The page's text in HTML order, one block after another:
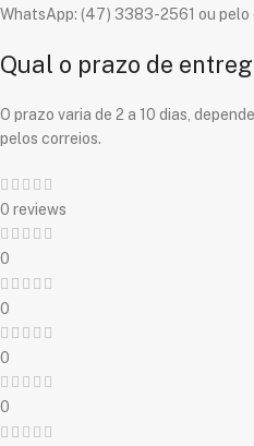
WhatsApp: (47) 3383-2561 ou
Qual o prazo de
O prazo varia de 2 a 10 dias,
pelos correios.
0 reviews
0
0
0
0